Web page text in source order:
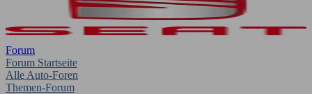
Forum
Forum Startseite
Alle Auto-Foren
Themen-Forum